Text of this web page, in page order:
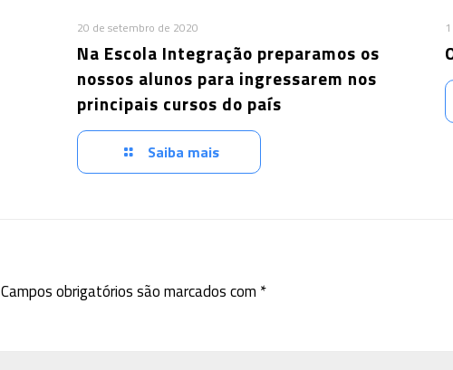
20 de setembro de 2020
Na Escola Integração preparamos os
nossos alunos para ingressarem nos
principais cursos do país
Saiba mais
Campos obrigatórios são marcados com *